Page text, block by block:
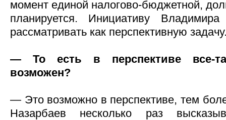
момент единой налогово-бюджетной,
планируется. Инициативу
рассматривать как перспективную
— То есть в перспективе все-
возможен?
— Это возможно в перспективе, тем
Назарбаев несколько раз